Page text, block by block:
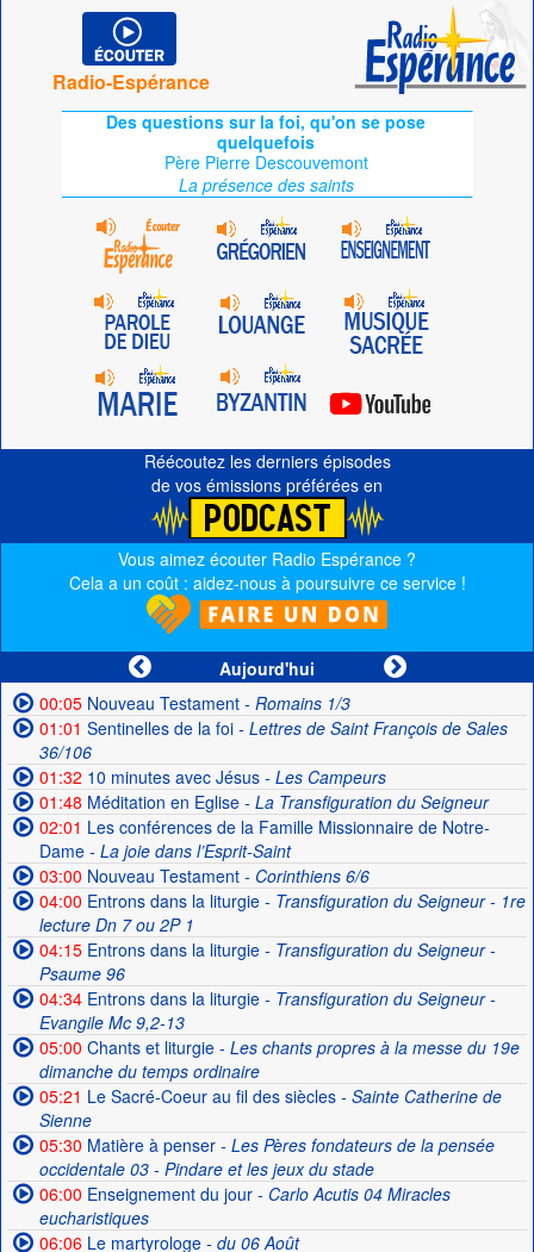
Radio-Espérance
Des questions sur la foi, qu'on se pose
quelquefois
Père Pierre Descouvemont
La présence des saints
Réécoutez les derniers épisodes
de vos émissions préférées en
Vous aimez écouter Radio Espérance ?
Cela a un coût : aidez-nous à poursuivre ce service !
Aujourd'hui
00:05Nouveau Testament- Romains 1/3
01:01 Sentinelles de la foi- Lettres de Saint François de Sales
36/106
01:32 10 minutes avec Jésus- Les Campeurs
01:48 Méditation en Eglise- La Transfiguration du Seigneur
02:01 Les conférences de la Famille Missionnaire de Notre-
Dame- La joie dans l’Esprit-Saint
03:00 Nouveau Testament- Corinthiens 6/6
04:00 Entrons dans la liturgie- Transfiguration du Seigneur - 1re
lecture Dn 7 ou 2P 1
04:15Entrons dans la liturgie- Transfiguration du Seigneur -
Psaume 96
04:34Entrons dans la liturgie- Transfiguration du Seigneur -
Evangile Mc 9,2-13
05:00 Chants et liturgie- Les chants propres à la messe du 19e
dimanche du temps ordinaire
05:21 Le Sacré-Coeur au fil des siècles- Sainte Catherine de
Sienne
05:30 Matière à penser- Les Pères fondateurs de la pensée
occidentale 03 - Pindare et les jeux du stade
06:00 Enseignement du jour- Carlo Acutis 04 Miracles
eucharistiques
06:06Le martyrologe- du 06 Août